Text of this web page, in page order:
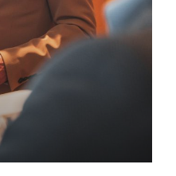
in de makelaardij
als geen ander.